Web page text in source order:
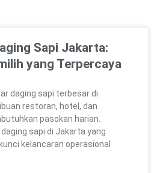
Sapi Jakarta:
yang Terpercaya
daging sapi terbesar di
restoran, hotel, dan
pasokan harian.
sapi di Jakarta yang
kelancaran operasional